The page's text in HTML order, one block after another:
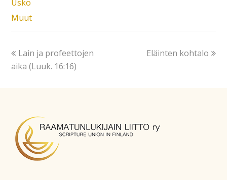
Usko
Muut
Lain ja profeettojen
aika (Luuk. 16:16)
Eläinten kohtalo